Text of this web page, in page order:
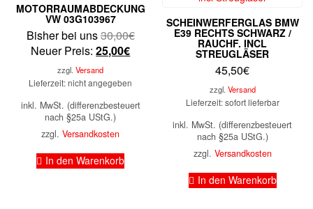
MOTORRAUMABDECKUNG
VW 03G103967
Bisher bei uns30,00€Ursprünglicher
Neuer Preis: 25,00€Aktueller
ist:
zzgl.Versand
Lieferzeit: nicht angegeben
inkl. MwSt. (differenzbesteuert
nach §25a UStG.)
zzgl.Versandkosten
In den Warenkorb
SCHEINWERFERGLAS BMW
E39 RECHTS SCHWARZ /
RAUCHF. INCL
STREUGLÄSER
45,50€
zzgl. Versand
Lieferzeit: sofort lieferbar
inkl. MwSt. (differenzbesteuert
nach §25a UStG.)
zzgl. Versandkosten
In den Warenkorb